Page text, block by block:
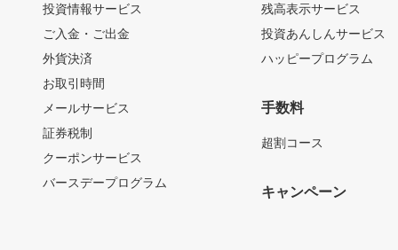
投資情報サービス
ご入金・ご出金
外貨決済
お取引時間
メールサービス
証券税制
クーポンサービス
バースデープログラム
残高表示サービス
投資あんしんサービス
ハッピープログラム
手数料
超割コース
キャンペーン